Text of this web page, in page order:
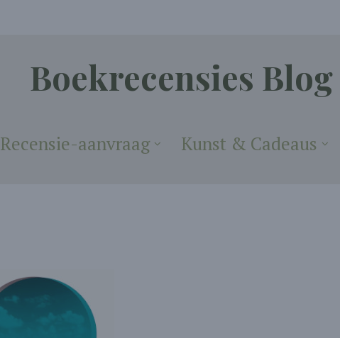
Boekrecensies Blog
Recensie-aanvraag Kunst & Cadeaus